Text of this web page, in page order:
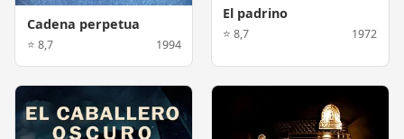
Cadena perpetua
⭐ 8,7 1994
El padrino
⭐ 8,7 1972